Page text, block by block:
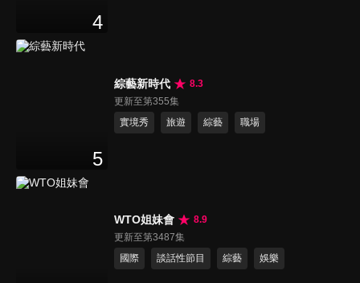
4
5
綜藝新時代
8.3
更新至第355集
實境秀
旅遊 綜藝 職場
WTO姐妹會
8.9
更新至第3487集
國際
談話性節目 綜藝 娛樂